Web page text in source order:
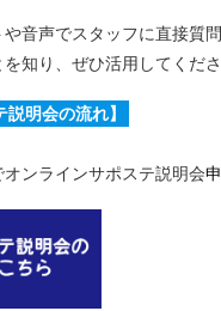
音声でスタッフに直接質
知り、ぜひ活用してくださ
説明会の流れ】
ンラインサポステ説明会